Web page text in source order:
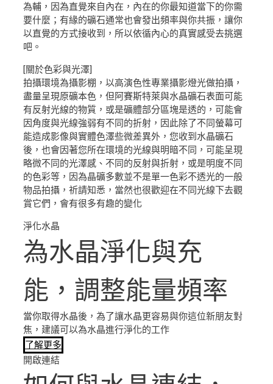
為輔，因為直覺來自內在，內在的你最知道當下的你需
要什麼；有緣的礦石通常也會發出頻率與你共振，讓你
以直覺的方式接收到，所以依循內心的真實感受去挑選
吧。
[關於色彩與光澤]
拍攝環境為攝影棚，以高演色性專業攝影燈光做拍攝，
盡量呈現原礦本色，但阿賽斯特萊與水晶礦石表面可能
有反射光線的物質，或是礦體部分區塊是透的，可能會
因角度與光線強弱有不同的折射，因此除了不同螢幕可
能造成影像與實體色澤些微差異外，您收到水晶礦石
後，也會因著您所在環境的光線與明暗不同，可能呈現
略微不同的光澤感、不同的反射與折射，或是明度不同
的色彩等，因為晶礦多數並不是單一色彩不透光的一般
物品拍攝，祈請知悉，當然也很歡迎在不同光線下去觀
賞它們，會有很多有趣的變化
淨化水晶
為水晶淨化與充
能，調整能量頻率
當你取得水晶後，為了讓水晶更容易與你這位新朋友對
焦，建議可以為水晶進行淨化的工作
了解更多
開啟連結